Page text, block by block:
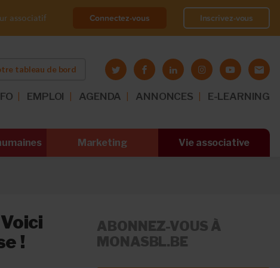
associatif Connectez-vous Inscrivez-vous
tableau de bord
EMPLOI AGENDA ANNONCES E-LEARNING
Marketing Vie associative
!
ABONNEZ-VOUS À
MONASBL.BE